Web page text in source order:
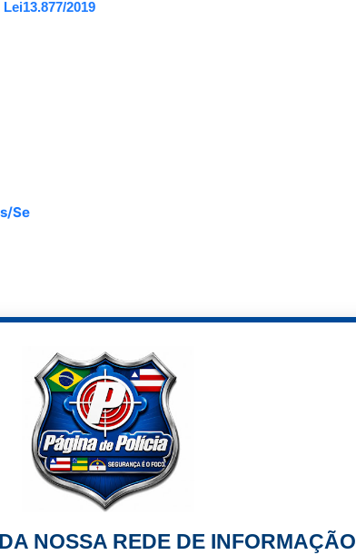
Lei13.877/2019
Se
NOSSA REDE DE INFORMAÇÃO